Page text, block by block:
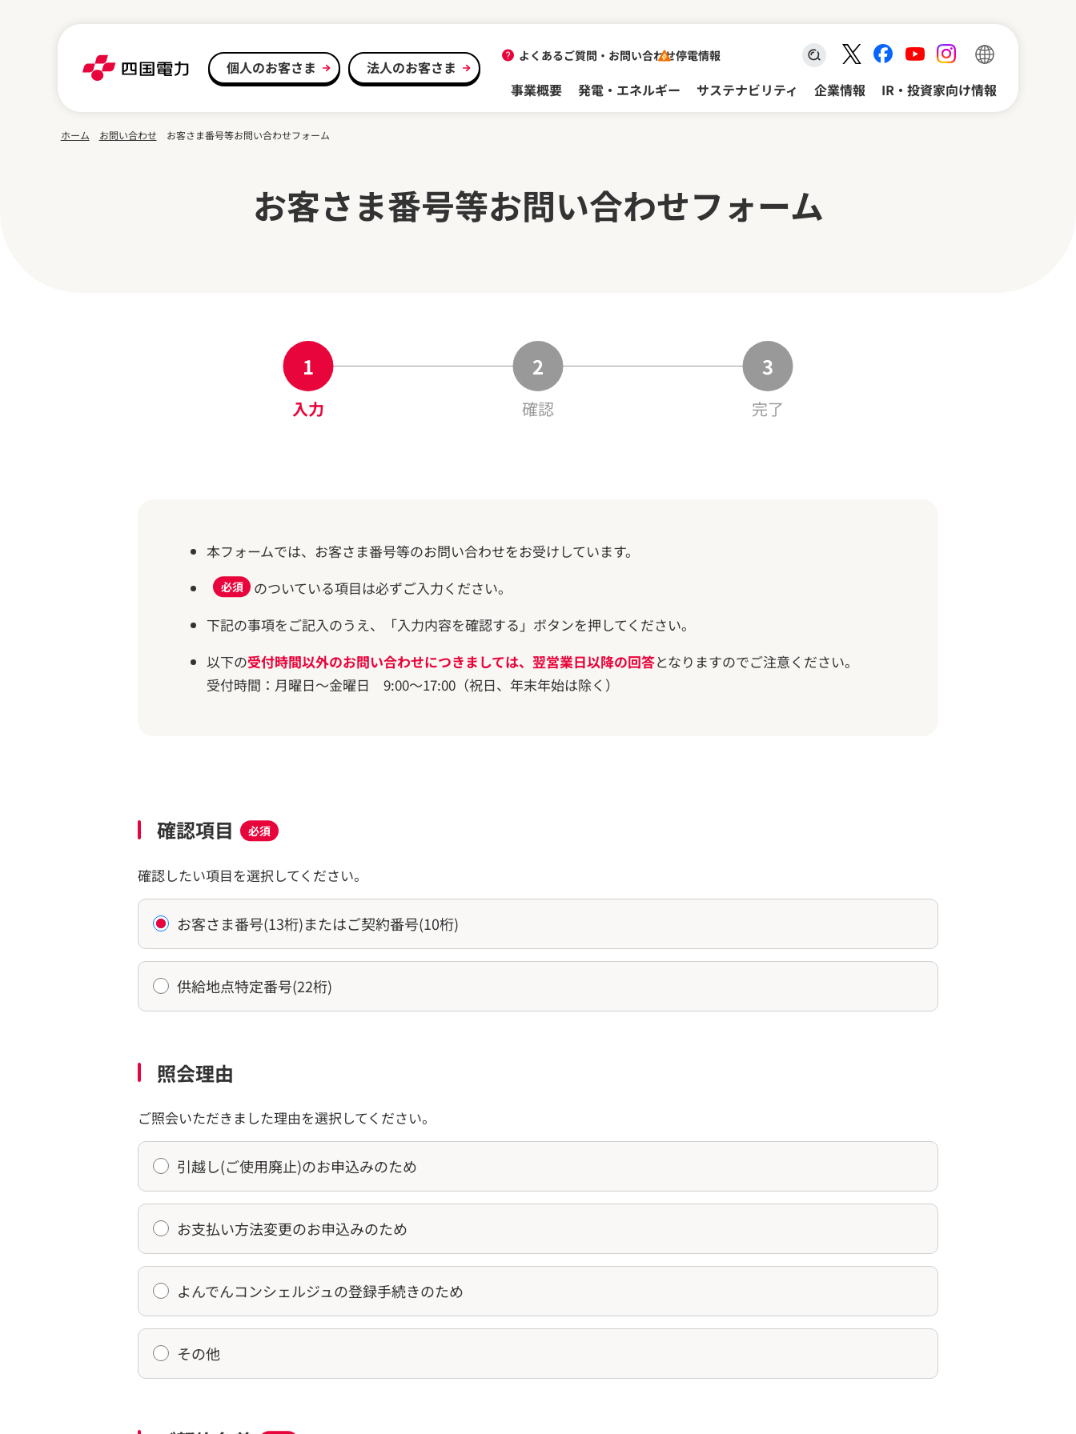
個人のお客さま
法人のお客さま
事業概要
発電・エネルギー サステナビリティ 企業情報 IR・投資家向け情報
よくあるご質問・ お問い合わせ停電情報
検索キーワード入力
ホーム お問い合わせ お客さま番号等お問い合わせフォーム
お客さま番号等お問い合わせフォーム
入力 確認 完了
本フォームでは、お客さま番号等のお問い合わせをお受けしています。
必須
のついている項目は必ずご入力ください。
下記の事項をご記入のうえ、「入力内容を確認する」ボタンを押してください。
以下の受付時間以外のお問い合わせにつきましては、翌営業日以降の回答となりますのでご注意ください。
受付時間：月曜日～金曜日 9:00～17:00（祝日、年末年始は除く）
確認項目 必須
確認したい項目を選択してください。
お客さま番号(13桁)またはご契約番号(10桁)
供給地点特定番号(22桁)
照会理由
ご照会いただきました理由を選択してください。
引越し(ご使用廃止)のお申込みのため
お支払い方法変更のお申込みのため
よんでんコンシェルジュの登録手続きのため
その他